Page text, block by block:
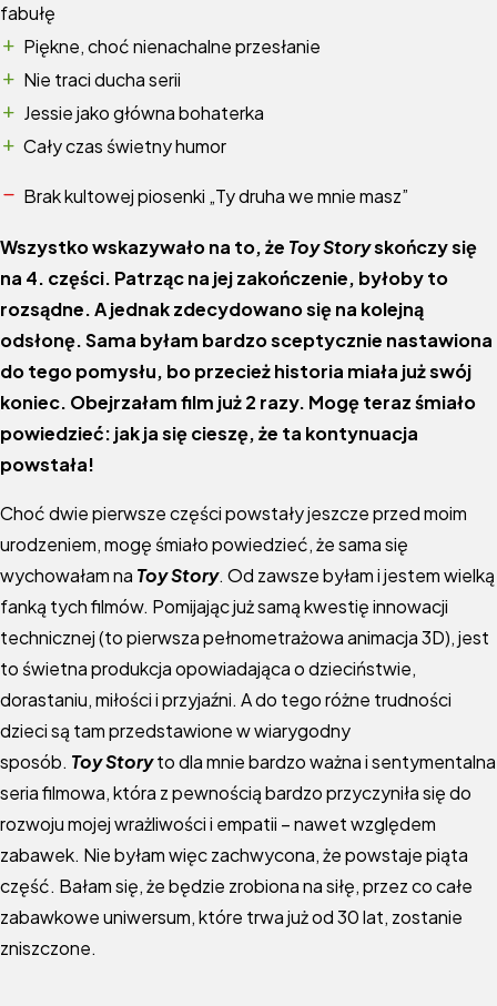
fabułę
Piękne, choć nienachalne przesłanie
Nie traci ducha serii
Jessie jako główna bohaterka
Cały czas świetny humor
Brak kultowej piosenki „Ty druha we mnie masz”
Wszystko wskazywało na to, że Toy Storyskończy się
na 4. części. Patrząc na jej zakończenie, byłoby to
rozsądne. A jednak zdecydowano się na kolejną
odsłonę. Sama byłam bardzo sceptycznie nastawiona
do tego pomysłu, bo przecież historia miała już swój
koniec. Obejrzałam film już 2 razy. Mogę teraz śmiało
powiedzieć: jak ja się cieszę, że ta kontynuacja
powstała!
Choć dwie pierwsze części powstały jeszcze przed moim
urodzeniem, mogę śmiało powiedzieć, że sama się
wychowałam na Toy Story. Od zawsze byłam i jestem wielką
fanką tych filmów. Pomijając już samą kwestię innowacji
technicznej (to pierwsza pełnometrażowa animacja 3D), jest
to świetna produkcja opowiadająca o dzieciństwie,
dorastaniu, miłości i przyjaźni. A do tego różne trudności
dzieci są tam przedstawione w wiarygodny
sposób. Toy Storyto dla mnie bardzo ważna i sentymentalna
seria filmowa, która z pewnością bardzo przyczyniła się do
rozwoju mojej wrażliwości i empatii – nawet względem
zabawek. Nie byłam więc zachwycona, że powstaje piąta
część. Bałam się, że będzie zrobiona na siłę, przez co całe
zabawkowe uniwersum, które trwa już od 30 lat, zostanie
zniszczone.